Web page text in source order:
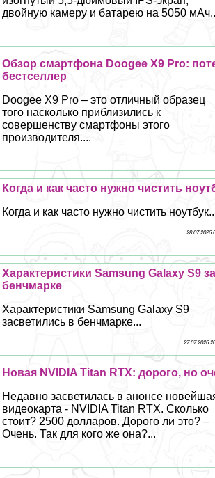
двойную камеру и батарею на 5050
Обзор смартфона Doogee X9 Pro:
бестселлер
Doogee X9 Pro – это отличный образец
того насколько приблизились к
совершенству смартфоны этого
производителя....
Когда и как часто нужно чистить
Когда и как часто нужно чистить
28 07 2026
Хаpaктеристики Samsung Galaxy S9
бенчмарке
Хаpaктеристики Samsung Galaxy S9
засветились в бенчмарке...
27 07 2026
Новая NVIDIA Titan RTX: дорого, но
Недавно засветилась в анонсе
видеокарта - NVIDIA Titan RTX. Сколько
стоит? 2500 долларов. Дорого ли это? –
Очень. Так для кого же она?...